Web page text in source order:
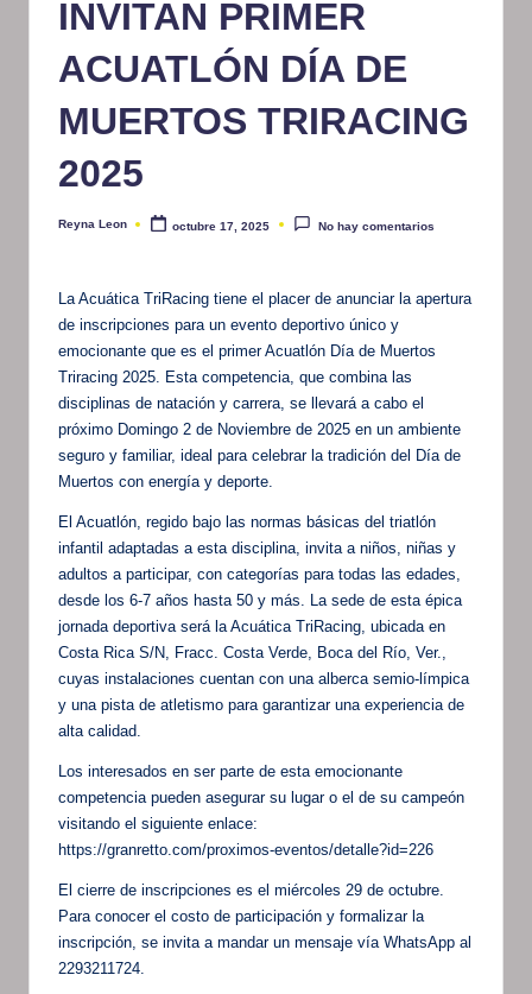
m
at
iv
INVITAN PRIMER
ACUATLÓN DÍA DE
MUERTOS TRIRACING
2025
Publicado
Reyna Leon octubre 17, 2025 No hay comentarios
La Acuática TriRacing tiene el placer de anunciar la apertura
de inscripciones para un evento deportivo único y
emocionante que es el primer Acuatlón Día de Muertos
Triracing 2025. Esta competencia, que combina las
disciplinas de natación y carrera, se llevará a cabo el
próximo Domingo 2 de Noviembre de 2025 en un ambiente
seguro y familiar, ideal para celebrar la tradición del Día de
Muertos con energía y deporte.
El Acuatlón, regido bajo las normas básicas del triatlón
infantil adaptadas a esta disciplina, invita a niños, niñas y
adultos a participar, con categorías para todas las edades,
desde los 6-7 años hasta 50 y más. La sede de esta épica
jornada deportiva será la Acuática TriRacing, ubicada en
Costa Rica S/N, Fracc. Costa Verde, Boca del Río, Ver.,
cuyas instalaciones cuentan con una alberca semio-límpica
y una pista de atletismo para garantizar una experiencia de
alta calidad.
Los interesados en ser parte de esta emocionante
competencia pueden asegurar su lugar o el de su campeón
visitando el siguiente enlace:
https://granretto.com/proximos-eventos/detalle?id=226
El cierre de inscripciones es el miércoles 29 de octubre.
Para conocer el costo de participación y formalizar la
inscripción, se invita a mandar un mensaje vía WhatsApp al
2293211724.